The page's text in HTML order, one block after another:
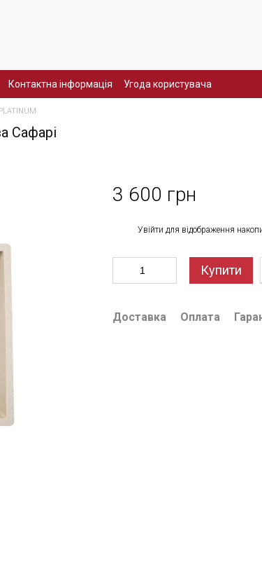
Контактна інформація Угода користувача
Сафарі
3 600 грн
Увійти для відображення
Купити
Доставка Оплата